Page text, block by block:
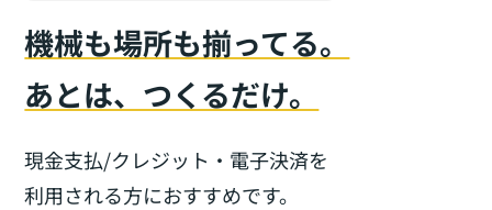
機械も場所も揃ってる。
あとは、つくるだけ。
現金支払/クレジット・電子決済を
利用される方におすすめです。